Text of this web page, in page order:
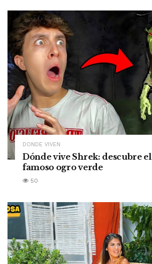
DONDE VIVEN
Dónde vive Shrek: descubre
famoso ogro verde
50